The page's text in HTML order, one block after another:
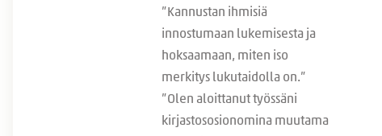
”Kannustan ihmisiä
innostumaan lukemisesta ja
hoksaamaan, miten iso
merkitys lukutaidolla on.”
”Olen aloittanut työssäni
kirjastososionomina muutama